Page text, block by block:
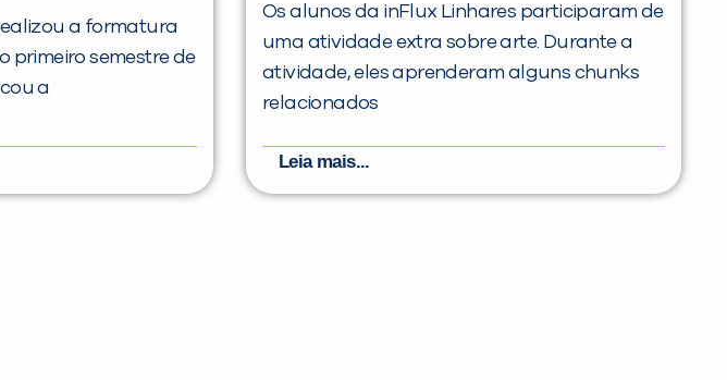
a formatura
primeiro semestre de
a
Os alunos da inFlux Linhares participaram de
uma atividade extra sobre arte. Durante a
atividade, eles aprenderam alguns chunks
relacionados
Leia mais...
PEÇA UMA DEMONSTRAÇÃO DE MÉTODO